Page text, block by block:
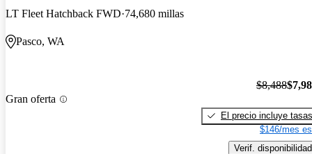
LT Fleet Hatchback FWD 74,680 millas
Pasco, WA
Gran oferta
$8,488
El precio incluye tasas
$146/mes
Verif. disponibilidad